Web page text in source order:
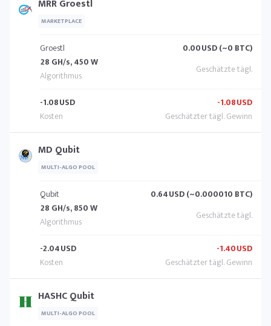
MRR Groestl
MARKETPLACE
Groestl
28 GH/s, 450 W
0.00USD (~0 BTC)
-1.08USD -1.08USD
MD Qubit
MULTI-ALGO POOL
Qubit
28 GH/s, 850 W
0.64USD (~0.000010 BTC)
-2.04USD -1.40USD
HASHC Qubit
MULTI-ALGO POOL